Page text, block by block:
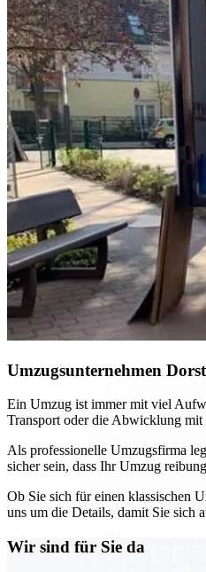
Umzugsunternehmen
Ein Umzug ist immer mit viel
Transport oder die Abwicklung mit
Als professionelle Umzugsfirma
sicher sein, dass Ihr Umzug
Ob Sie sich für einen klassischen
uns um die Details, damit Sie sich
Wir sind für Sie da